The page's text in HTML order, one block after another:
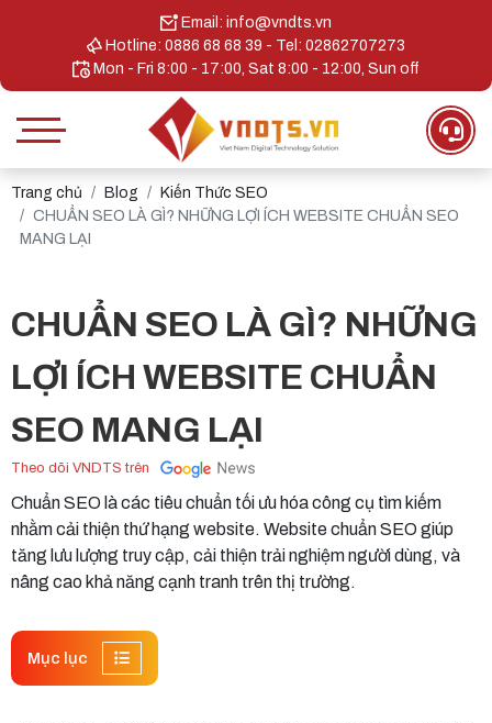
Email: info@vndts.vn
Hotline: 0886 68 68 39 - Tel: 02862707273
Mon - Fri 8:00 - 17:00, Sat 8:00 - 12:00, Sun off
Trang chủ Blog
Kiến Thức SEO
CHUẨN SEO LÀ GÌ? NHỮNG LỢI ÍCH WEBSITE CHUẨN SEO
MANG LẠI
CHUẨN SEO LÀ GÌ? NHỮNG
LỢI ÍCH WEBSITE CHUẨN
SEO MANG LẠI
Theo dõi VNDTS trên
Chuẩn SEO là các tiêu chuẩn tối ưu hóa công cụ tìm kiếm
nhằm cải thiện thứ hạng website. Website chuẩn SEO giúp
tăng lưu lượng truy cập, cải thiện trải nghiệm người dùng, và
nâng cao khả năng cạnh tranh trên thị trường.
Mục lục